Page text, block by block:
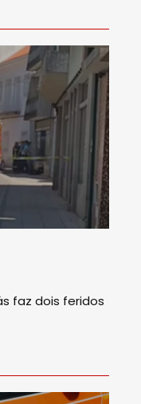
faz dois feridos